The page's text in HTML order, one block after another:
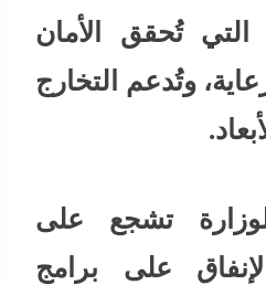
تُحقق الأمان
وتُدعم التخارج
تشجع على
على برامج